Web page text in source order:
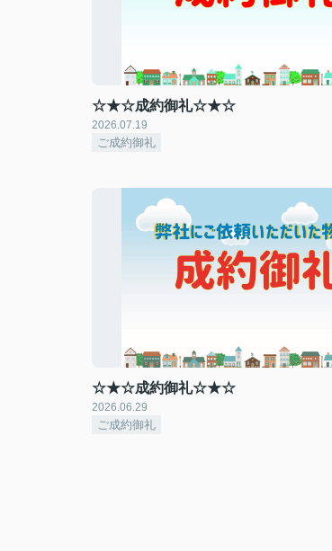
☆★☆成約御礼☆★☆
2026.07.19
ご成約御礼
☆★☆成約御礼☆★☆
2026.06.29
ご成約御礼